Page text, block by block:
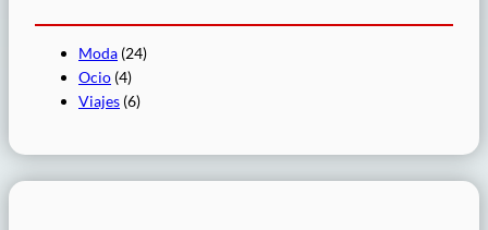
Moda (24)
Ocio (4)
Viajes (6)